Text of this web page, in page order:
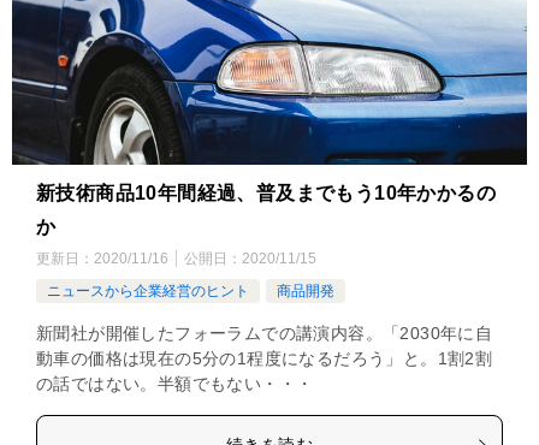
新技術商品10年間経過、普及までもう10年かかるの
か
更新日： 2020/11/16 公開日： 2020/11/15
ニュースから企業経営のヒント
商品開発
新聞社が開催したフォーラムでの講演内容。「2030年に自
動車の価格は現在の5分の1程度になるだろう」と。1割2割
の話ではない。半額でもない・・・